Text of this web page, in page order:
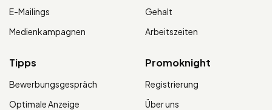
E-Mailings
Medienkampagnen
Gehalt
Arbeitszeiten
Tipps
Bewerbungsgespräch
Optimale Anzeige
Promoknight
Registrierung
Über uns